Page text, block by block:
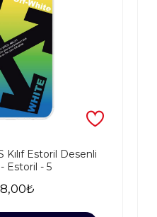
Estoril Desenli
Estoril - 5